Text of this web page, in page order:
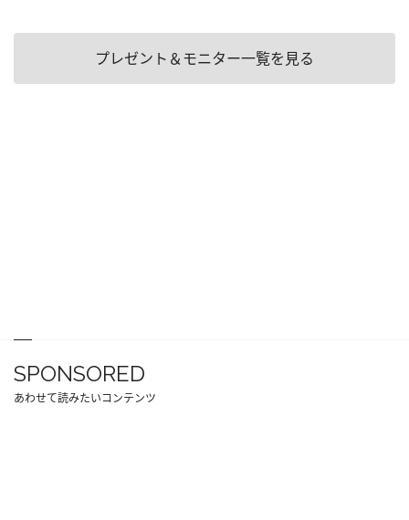
プレゼント＆モニター一覧を見る
SPONSORED
あわせて読みたいコンテンツ